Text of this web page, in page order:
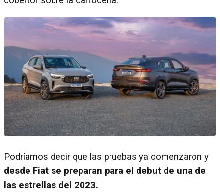
Podríamos decir que las pruebas ya comenzaron y
desde Fiat se preparan para el debut de una de
las estrellas del 2023.